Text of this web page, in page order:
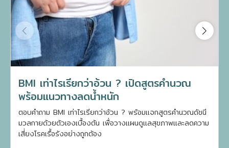
BMI เท่าไรเรียกว่าอ้วน ? เปิดสูตรคำนวณ
พร้อมแนวทางลดน้ำหนัก
ตอบคำถาม BMI เท่าไรเรียกว่าอ้วน ? พร้อมแจกสูตรคำนวณดัชนี
มวลกายด้วยตัวเองเบื้องต้น เพื่อวางแผนดูแลสุขภาพและลดความ
เสี่ยงโรคเรื้อรังอย่างถูกต้อง